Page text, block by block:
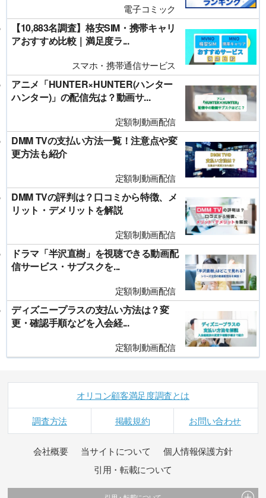
電子コミック
【10,883名調査】格安SIM・携帯キャリ
アおすすめ比較｜満足度ラ...
スマホ・携帯通信サービス
アニメ「HUNTER×HUNTER(ハンター
ハンター)」の配信先は？動画サ...
定額制動画配信
DMM TVの支払い方法一覧！注意点や変
更方法も紹介
定額制動画配信
DMM TVの評判は？口コミから特徴、メ
リット・デメリットを解説
定額制動画配信
ドラマ「半沢直樹」を視聴できる動画配
信サービス・サブスクを...
定額制動画配信
ディズニープラスの支払い方法は？変
更・確認手順などを入会経...
定額制動画配信
オリコン顧客満足度調査とは
調査方法 掲載規約 お問い合わせ
会社概要 当サイトについて
個人情報保護方針
引用・転載について